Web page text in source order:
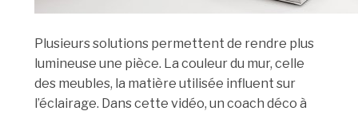
Plusieurs solutions permettent de rendre plus
lumineuse une pièce. La couleur du mur, celle
des meubles, la matière utilisée influent sur
l’éclairage. Dans cette vidéo, un coach déco à